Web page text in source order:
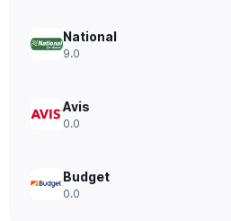
0
to
National
9.0
Avis
0.0
Budget
0.0